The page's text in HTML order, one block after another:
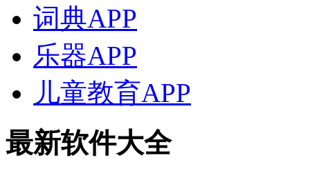
词典APP
乐器APP
儿童教育APP
最新软件大全